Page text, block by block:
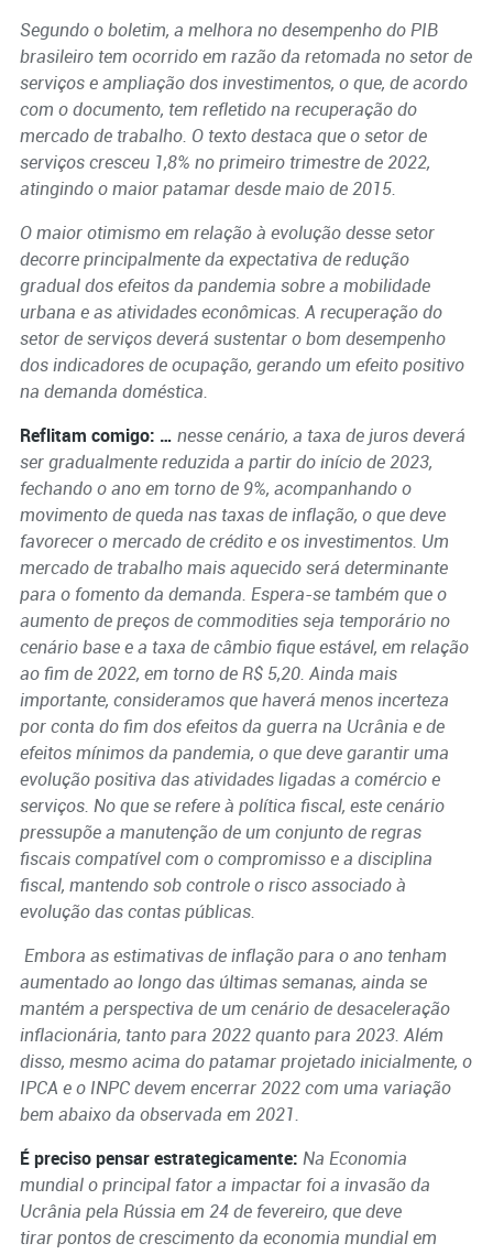
Segundo o boletim, a melhora no desempenho do PIB
brasileiro tem ocorrido em razão da retomada no setor de
serviços e ampliação dos investimentos, o que, de acordo
com o documento, tem refletido na recuperação do
mercado de trabalho. O texto destaca que o setor de
serviços cresceu 1,8% no primeiro trimestre de 2022,
atingindo o maior patamar desde maio de 2015.
O maior otimismo em relação à evolução desse setor
decorre principalmente da expectativa de redução
gradual dos efeitos da pandemia sobre a mobilidade
urbana e as atividades econômicas. A recuperação do
setor de serviços deverá sustentar o bom desempenho
dos indicadores de ocupação, gerando um efeito positivo
na demanda doméstica.
Reflitam comigo: … nesse cenário, a taxa de juros deverá
ser gradualmente reduzida a partir do início de 2023,
fechando o ano em torno de 9%, acompanhando o
movimento de queda nas taxas de inflação, o que deve
favorecer o mercado de crédito e os investimentos. Um
mercado de trabalho mais aquecido será determinante
para o fomento da demanda. Espera-se também que o
aumento de preços de commodities seja temporário no
cenário base e a taxa de câmbio fique estável, em relação
ao fim de 2022, em torno de R$ 5,20. Ainda mais
importante, consideramos que haverá menos incerteza
por conta do fim dos efeitos da guerra na Ucrânia e de
efeitos mínimos da pandemia, o que deve garantir uma
evolução positiva das atividades ligadas a comércio e
serviços. No que se refere à política fiscal, este cenário
pressupõe a manutenção de um conjunto de regras
fiscais compatível com o compromisso e a disciplina
fiscal, mantendo sob controle o risco associado à
evolução das contas públicas.
Embora as estimativas de inflação para o ano tenham
aumentado ao longo das últimas semanas, ainda se
mantém a perspectiva de um cenário de desaceleração
inflacionária, tanto para 2022 quanto para 2023. Além
disso, mesmo acima do patamar projetado inicialmente, o
IPCA e o INPC devem encerrar 2022 com uma variação
bem abaixo da observada em 2021.
É preciso pensar estrategicamente: Na Economia
mundial o principal fator a impactar foi a invasão da
Ucrânia pela Rússia em 24 de fevereiro, que deve
tirar pontos de crescimento da economia mundial em